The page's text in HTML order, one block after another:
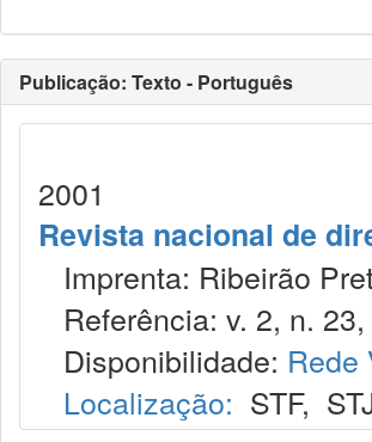
Publicação: Texto - Português
2001
Revista nacional de
Imprenta: Ribeirão
Referência: v. 2, n.
Disponibilidade: Rede
Localização: STF,